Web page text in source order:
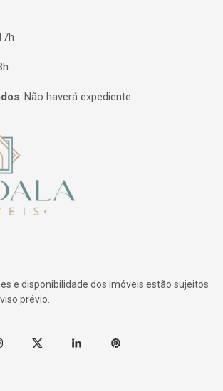
: Não haverá expediente
e disponibilidade dos imóveis estão sujeitos
prévio.
Twitter Linkedin Pinterest